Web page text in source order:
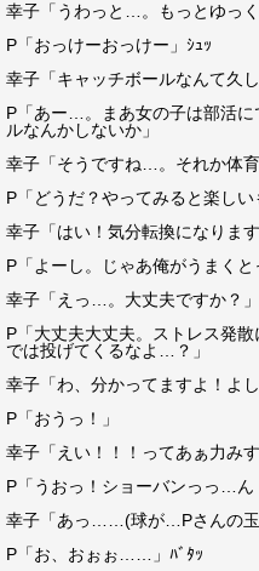
幸子「うわっと…。もっとゆっ
P「おっけーおっけー」ｼｭｯ
幸子「キャッチボールなんて久し
P「あー…。まあ女の子は部活
ルなんかしないか」
幸子「そうですね…。それか体
P「どうだ？やってみると楽しい
幸子「はい！気分転換になりま
P「よーし。じゃあ俺がうまく
幸子「えっ…。大丈夫ですか？」
P「大丈夫大丈夫。ストレス発
では投げてくるなよ…？」
幸子「わ、分かってますよ！よ
P「おうっ！」
幸子「えい！！！ってあぁ力み
P「うおっ！ショーバンっっ…ん
幸子「あっ……(球が…Pさんの玉
P「お、おぉぉ……」ﾊﾞﾀｯ